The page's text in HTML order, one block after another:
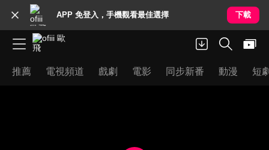
APP 免登入，手機觀看最佳選擇 下載
推薦 電視頻道 戲劇 電影 同步新番 動漫 短